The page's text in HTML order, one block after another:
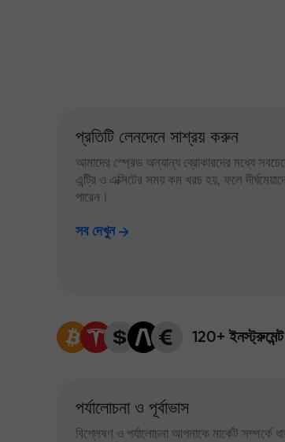
প্রতিটি লেনদেনে সাশ্রয় করুন
আমাদের স্প্রেড অন্যান্য ব্রোকারদের মধ্যে
এন্ট্রি ও এক্সিটের সময় কম খরচ হয়, ফলে
পারেন।
সব দেখুন
120+ ইনস্ট্রুমেন্ট
পর্যালোচনা ও পূর্বাভাস
বিশ্লেষণ ও পর্যালোচনা আপনাকে মার্কেট সম্পর্কে